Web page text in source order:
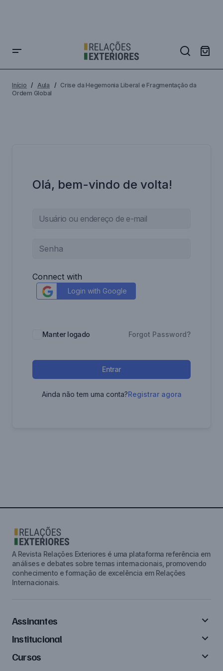
Início Aula
Crise da Hegemonia Liberal e Fragmentação da
Ordem Global
Olá, bem-vindo de volta!
Connect with
Login with Google
Manter logado Forgot Password?
Entrar
Ainda não tem uma conta?Registrar agora
A Revista Relações Exteriores é uma plataforma referência em
análises e debates sobre temas internacionais, promovendo
conhecimento e formação de excelência em Relações
Internacionais.
Assinantes
Institucional
Cursos